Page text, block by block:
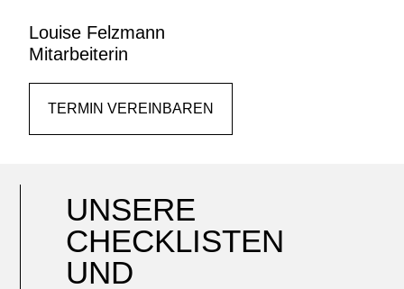
Louise Felzmann
Mitarbeiterin
TERMIN VEREINBAREN
UNSERE
CHECKLISTEN
UND